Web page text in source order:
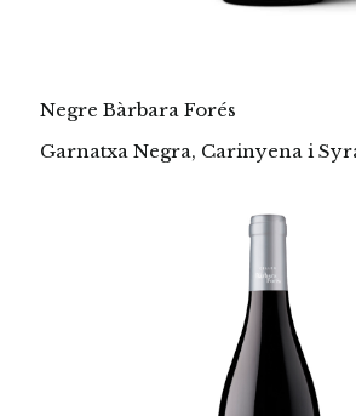
Negre Bàrbara Forés
Garnatxa Negra, Carinyena i